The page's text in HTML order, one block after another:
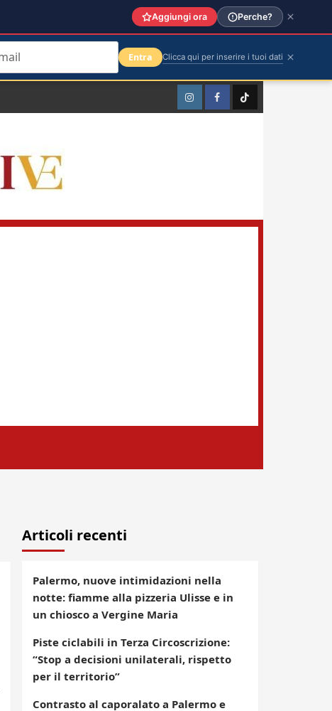
InstagramFacebookTikTok
Articoli recenti
Palermo, nuove intimidazioni nella
notte: fiamme alla pizzeria Ulisse e in
un chiosco a Vergine Maria
Piste ciclabili in Terza Circoscrizione:
“Stop a decisioni unilaterali, rispetto
per il territorio”
Contrasto al caporalato a Palermo e
Aggiungi ora Perche?
Entra Clicca qui per inserire i tuoi dati